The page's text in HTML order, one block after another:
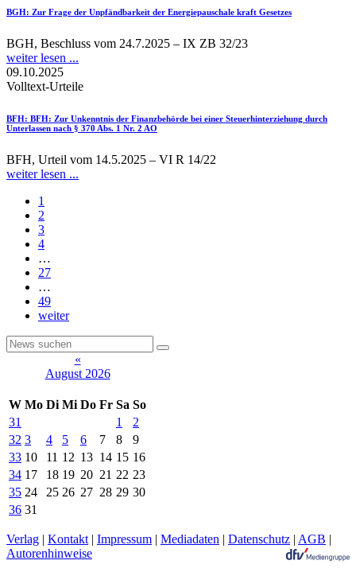
BGH: Zur Frage der Unpfändbarkeit der Energiepauschale kraft Gesetzes
BGH, Beschluss vom 24.7.2025 – IX ZB 32/23
weiter lesen ...
09.10.2025
Volltext-Urteile
BFH: BFH: Zur Unkenntnis der Finanzbehörde bei einer Steuerhinterziehung durch
Unterlassen nach § 370 Abs. 1 Nr. 2 AO
BFH, Urteil vom 14.5.2025 – VI R 14/22
weiter lesen ...
1
2
3
4
…
27
…
49
weiter
«
August 2026
W Mo Di Mi Do Fr Sa So
31
1
2
32 3 4 5 6 7 8
9
33 10 11 12 13 14 15 16
34 17 18 19 20 21 22 23
35 24 25 26 27 28 29 30
36 31
Verlag | Kontakt | Impressum | Mediadaten | Datenschutz | AGB |
Autorenhinweise